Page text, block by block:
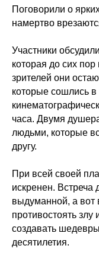
Поговорили о
намертво
Участники
которая до сих
зрителей они
которые сошлись
часа. Двумя
людьми, которые
другу.
При всей своей
искренен. Встреча
выдуманной, а вот
противостоять
создавать
десятилетия.